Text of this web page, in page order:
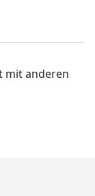
mit anderen